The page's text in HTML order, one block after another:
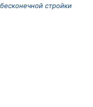
стройки